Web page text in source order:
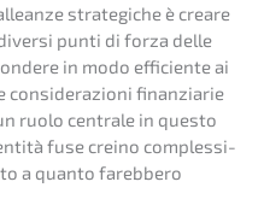
strate­gi­che è creare
punti di forza delle
in modo effici­en­te ai
conside­ra­zio­ni finan­zia­rie
ruolo centra­le in questo
fuse creino comples­si­
a quanto fareb­be­ro